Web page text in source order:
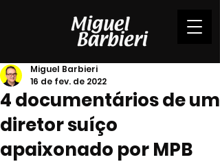
4 documentários de um
diretor suíço
apaixonado por MPB
Miguel Barbieri
16 de fev. de 2022